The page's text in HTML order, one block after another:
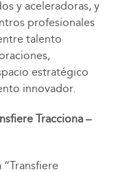
y aceleradoras, y
profesionales
talento
estratégico
innovador.
Tracciona –